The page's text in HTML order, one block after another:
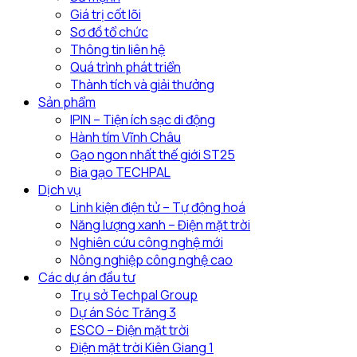
nghệ
cao
tại
phương
Giá trị cốt lõi
Sơ đồ tổ chức
Thông tin liên hệ
Quá trình phát triển
Thành tích và giải thưởng
Sản phẩm
IPIN – Tiện ích sạc di động
Hành tím Vĩnh Châu
Gạo ngon nhất thế giới ST25
Bia gạo TECHPAL
Dịch vụ
Linh kiện điện tử – Tự động hoá
Năng lượng xanh – Điện mặt trời
Nghiên cứu công nghệ mới
Nông nghiệp công nghệ cao
Các dự án đầu tư
Trụ sở Techpal Group
Dự án Sóc Trăng 3
ESCO – Điện mặt trời
Điện mặt trời Kiên Giang 1